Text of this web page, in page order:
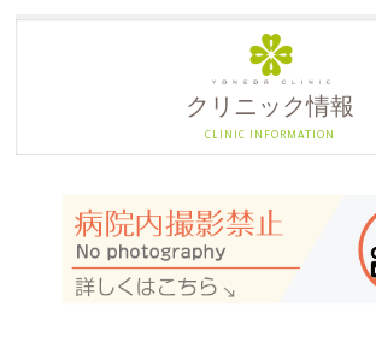
クリニック情報
CLINIC INFORMATION